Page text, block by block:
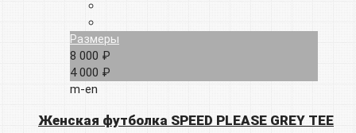
Размеры
8 000 ₽
4 000 ₽
m-en
Женская футболка SPEED PLEASE GREY TEE